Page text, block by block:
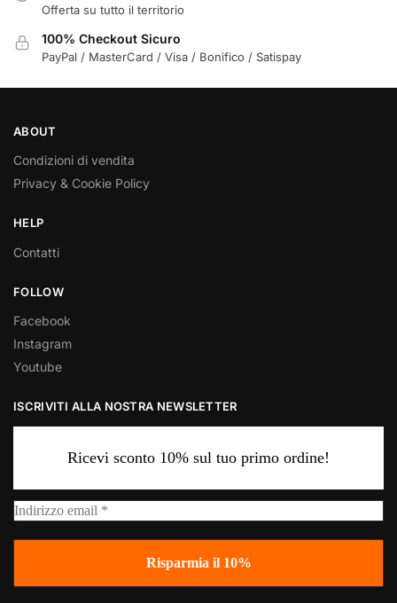
Offerta su tutto il territorio
100% Checkout Sicuro
PayPal / MasterCard / Visa / Bonifico / Satispay
ABOUT
Condizioni di vendita
Privacy & Cookie Policy
HELP
Contatti
FOLLOW
Facebook
Instagram
Youtube
ISCRIVITI ALLA NOSTRA NEWSLETTER
Ricevi sconto 10% sul tuo primo ordine!